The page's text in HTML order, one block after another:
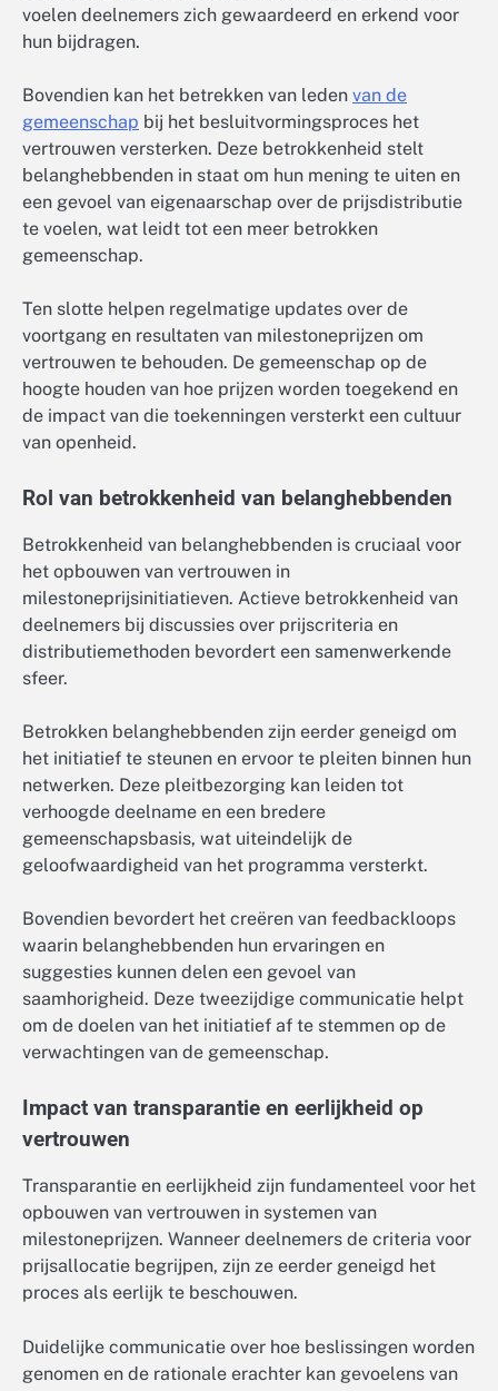
voelen deelnemers zich gewaardeerd en erkend voor
hun bijdragen.
Bovendien kan het betrekken van leden van de
gemeenschap bij het besluitvormingsproces het
vertrouwen versterken. Deze betrokkenheid stelt
belanghebbenden in staat om hun mening te uiten en
een gevoel van eigenaarschap over de prijsdistributie
te voelen, wat leidt tot een meer betrokken
gemeenschap.
Ten slotte helpen regelmatige updates over de
voortgang en resultaten van milestoneprijzen om
vertrouwen te behouden. De gemeenschap op de
hoogte houden van hoe prijzen worden toegekend en
de impact van die toekenningen versterkt een cultuur
van openheid.
Rol van betrokkenheid van belanghebbenden
Betrokkenheid van belanghebbenden is cruciaal voor
het opbouwen van vertrouwen in
milestoneprijsinitiatieven. Actieve betrokkenheid van
deelnemers bij discussies over prijscriteria en
distributiemethoden bevordert een samenwerkende
sfeer.
Betrokken belanghebbenden zijn eerder geneigd om
het initiatief te steunen en ervoor te pleiten binnen hun
netwerken. Deze pleitbezorging kan leiden tot
verhoogde deelname en een bredere
gemeenschapsbasis, wat uiteindelijk de
geloofwaardigheid van het programma versterkt.
Bovendien bevordert het creëren van feedbackloops
waarin belanghebbenden hun ervaringen en
suggesties kunnen delen een gevoel van
saamhorigheid. Deze tweezijdige communicatie helpt
om de doelen van het initiatief af te stemmen op de
verwachtingen van de gemeenschap.
Impact van transparantie en eerlijkheid op
vertrouwen
Transparantie en eerlijkheid zijn fundamenteel voor het
opbouwen van vertrouwen in systemen van
milestoneprijzen. Wanneer deelnemers de criteria voor
prijsallocatie begrijpen, zijn ze eerder geneigd het
proces als eerlijk te beschouwen.
Duidelijke communicatie over hoe beslissingen worden
genomen en de rationale erachter kan gevoelens van